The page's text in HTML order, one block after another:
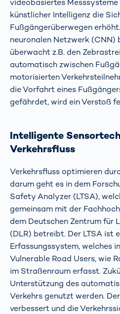
künstlicher Intelligenz die
Fußgängerüberwegen
neuronalen Netzwerk (CNN)
überwacht z.B. den
automatisch zwischen
motorisierten
die Vorfahrt eines
gefährdet, wird ein Verstoß
Intelligente
Verkehrsfluss
Verkehrsfluss optimieren
darum geht es in dem
Safety Analyzer (LTSA),
gemeinsam mit der
dem Deutschen Zentrum für
(DLR) betreibt. Der LTSA ist
Erfassungssystem, welches
Vulnerable Road Users, wie
im Straßenraum erfasst.
Unterstützung des
Verkehrs genutzt werden.
verbessert und die